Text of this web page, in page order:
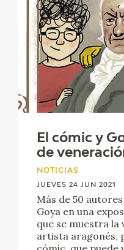
El cómic y
de
NOTICIAS
JUEVES 24 JUN 2021
Más de 50
Goya en una
que se muestra la
artista aragonés,